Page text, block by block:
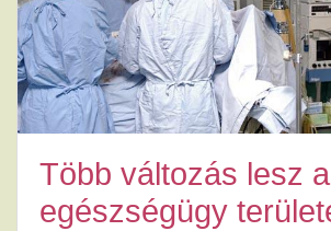
Több változás lesz
egészségügy